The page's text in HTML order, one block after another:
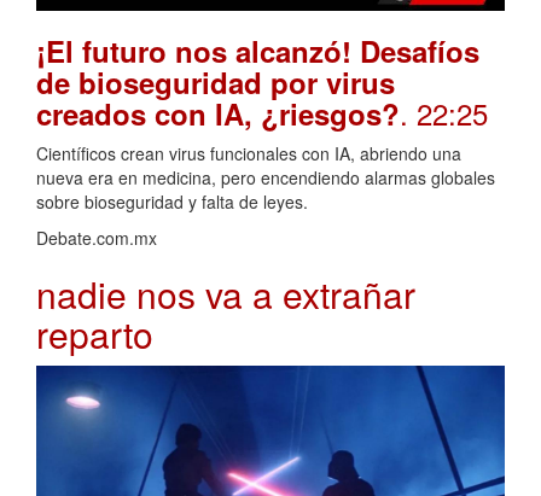
¡El futuro nos alcanzó! Desafíos
de bioseguridad por virus
creados con IA, ¿riesgos?. 22:25
Científicos crean virus funcionales con IA, abriendo una
nueva era en medicina, pero encendiendo alarmas globales
sobre bioseguridad y falta de leyes.
Debate.com.mx
nadie nos va a extrañar
reparto